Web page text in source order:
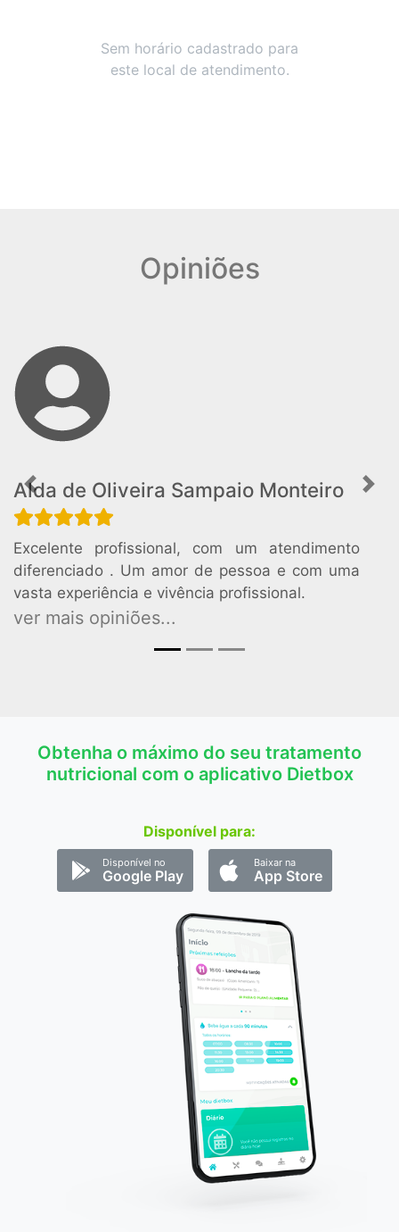
Sem horário cadastrado para
este local de atendimento.
Opiniões
Alda de Oliveira Sampaio Monteiro
Excelente profissional, com um atendimento
diferenciado . Um amor de pessoa e com uma
vasta experiência e vivência profissional.
ver mais opiniões...
Previous Next
Obtenha o máximo do seu tratamento
nutricional com o aplicativo Dietbox
Disponível para:
Disponível no
Google Play
Baixar na
App Store